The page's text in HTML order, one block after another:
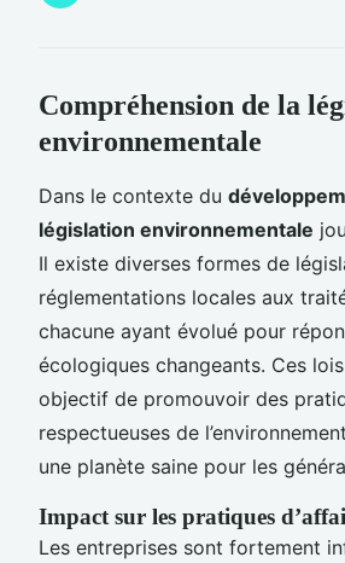
Compréhension de la
environnementale
Dans le contexte du
législation environnementale
Il existe diverses formes de
réglementations locales aux
chacune ayant évolué pour
écologiques changeants. Ces
objectif de promouvoir des
respectueuses de
une planète saine pour les
Impact sur les pratiques
Les entreprises sont fortement